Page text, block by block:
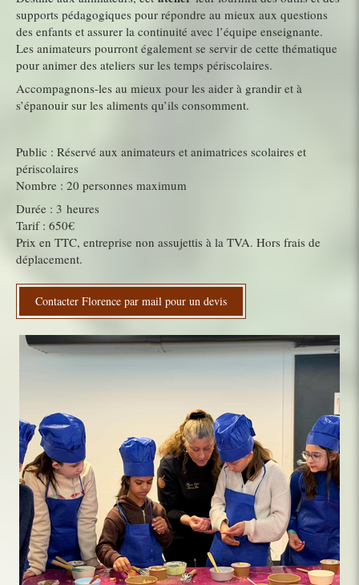
supports pédagogiques pour répondre au mieux aux questions
des enfants et assurer la continuité avec l’équipe enseignante.
Les animateurs pourront également se servir de cette thématique
pour animer des ateliers sur les temps périscolaires.
Accompagnons-les au mieux pour les aider à grandir et à
s’épanouir sur les aliments qu’ils consomment.
Public : Réservé aux animateurs et animatrices scolaires et
périscolaires
Nombre : 20 personnes maximum
Durée : 3 heures
Tarif : 650€
Prix en TTC, entreprise non assujettis à la TVA. Hors frais de
déplacement.
Contacter Florence par mail pour un devis